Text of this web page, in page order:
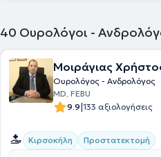
40 Ουρολόγοι -
Μοιράγιας
Ουρολόγος - Ανδρολόγος
MD, FEBU
9.9|133 αξιολογήσεις
Κιρσοκήλη Προστατεκτομή